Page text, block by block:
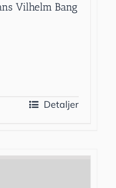
Vilhelm Bang
Detaljer